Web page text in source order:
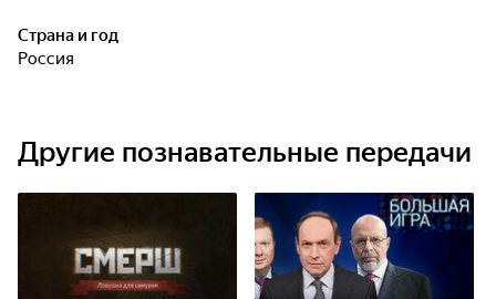
наступательной операции летом. Операция получила
название "Багратион" и стала совершенно новым словом
признается крупнейшим в истории.
Страна и год
Россия
Другие познавательные передачи